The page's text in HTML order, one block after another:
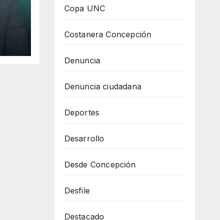
Copa UNC
Costanera Concepción
Denuncia
Denuncia ciudadana
Deportes
Desarrollo
Desde Concepción
Desfile
Destacado